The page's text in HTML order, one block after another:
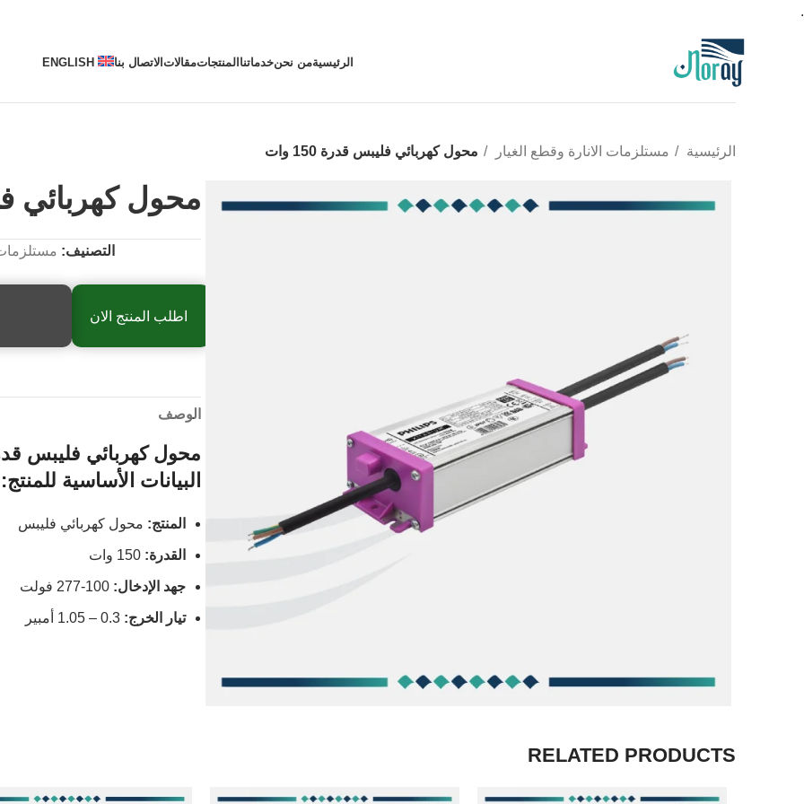
.
الرئيسيةمن نحنخدماتنا المنتجاتمقالات الاتصال بنا ENGLISH
الرئيسية مستلزمات الانارة وقطع الغيار محول كهربائي فليبس قدرة 150 وات
محول كهربائي
التصنيف: مستلزمات
اطلب المنتج الان
الوصف
محول كهربائي فليبس قدرة
البيانات الأساسية للمنتج:
المنتج: محول كهربائي فليبس
القدرة:
جهد الإدخال:
تيار الخرج:
RELATED PRODUCTS